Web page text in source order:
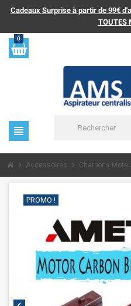
Cadeaux Surprise à partir de 99€
TOUTES
0
view_headline
chevron_right Accessoires chevron_right Charbons
PROMO !